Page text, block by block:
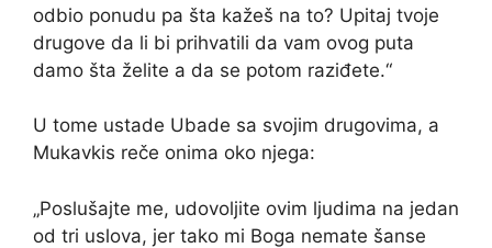
odbio ponudu pa šta kažeš na to? Upitaj tvoje
drugove da li bi prihvatili da vam ovog puta
damo šta želite a da se potom raziđete.“
U tome ustade Ubade sa svojim drugovima, a
Mukavkis reče onima oko njega:
„Poslušajte me, udovoljite ovim ljudima na jedan
od tri uslova, jer tako mi Boga nemate šanse